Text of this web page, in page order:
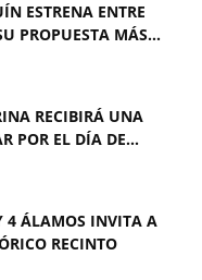
ESTRENA ENTRE
PROPUESTA MÁS...
RECIBIRÁ UNA
POR EL DÍA DE...
4 ÁLAMOS INVITA A
RECINTO